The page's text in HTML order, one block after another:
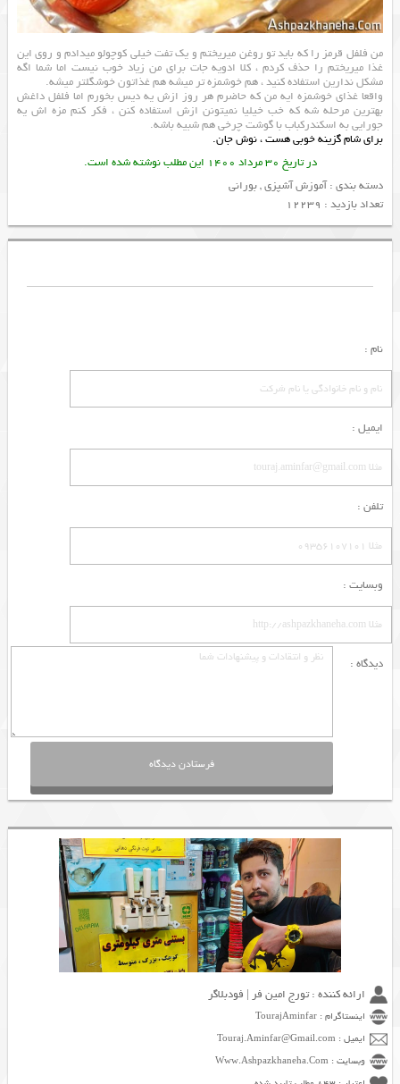
من فلفل قرمز را که باید تو روغن میریختم و یک تفت خیلی کوچولو میدادم و روی این
غذا میریختم را حذف کردم ، کلا ادویه جات برای من زیاد خوب نیست اما شما اگه
مشکل ندارین استفاده کنید ، هم خوشمزه تر میشه هم غذاتون خوشگلتر میشه.
واقعا غذای خوشمزه ایه من که حاضرم هر روز ازش یه دیس بخورم اما فلفل داغش
بهترین مرحله شه که خب خیلیا نمیتونن ازش استفاده کنن ، فکر کنم مزه اش یه
جورایی به اسکندرکباب با گوشت چرخی هم شبیه باشه.
برای شام گزینه خوبی هست ، نوش جان.
در تاریخ 30 مرداد 1400 این مطلب نوشته شده است.
دسته بندی :آموزش آشپزی,بورانی
تعداد بازدید : 12239
نام :
ایمیل :
تلفن :
وبسایت :
دیدگاه :
ارائه کننده : تورج امین فر | فودبلاگر
اینستاگرام : TourajAminfar
ایمیل : Touraj.Aminfar@Gmail.com
وبسایت : Www.Ashpazkhaneha.Com